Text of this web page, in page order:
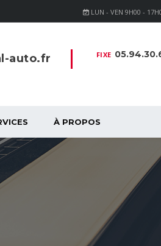
LUN - VEN 9H00 -
FIXE
auto.fr
À PROPOS